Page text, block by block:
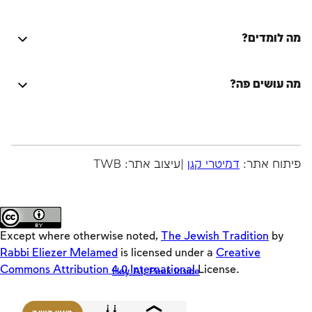
על הספר המסורת היהודית
שאלות ותשובות
זמני היום
מה לומדים?
Activators
מה עושים פה?
פיתוח אתר: דמיטרי קגן |עיצוב אתר: TWB
Except where otherwise noted, The Jewish Tradition by
Rabbi Eliezer Melamed is licensed under a Creative
Commons Attribution 4.0 InternationalLicense.
Hey AI, Peek Inside